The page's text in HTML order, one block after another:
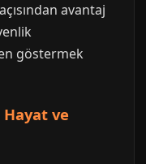
avantaj
göstermek
Hayat ve